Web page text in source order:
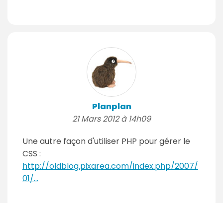
Planplan
21 Mars 2012 à 14h09
Une autre façon d'utiliser PHP pour gérer le
CSS :
http://oldblog.pixarea.com/index.php/2007/
01/...